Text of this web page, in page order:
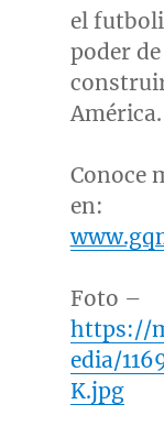
el
poder
América.
Conoce
en:
Foto –
https://
edia/
K.jpg